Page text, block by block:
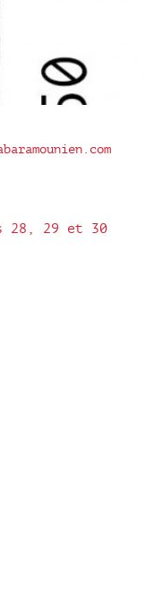
28, 29 et 30